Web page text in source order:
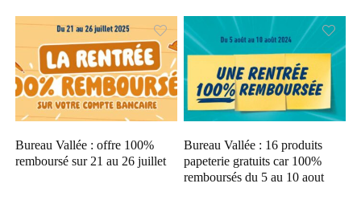
Bureau Vallée : offre 100%
remboursé sur 21 au 26 juillet
Bureau Vallée : 16 produits
papeterie gratuits car 100%
remboursés du 5 au 10 aout